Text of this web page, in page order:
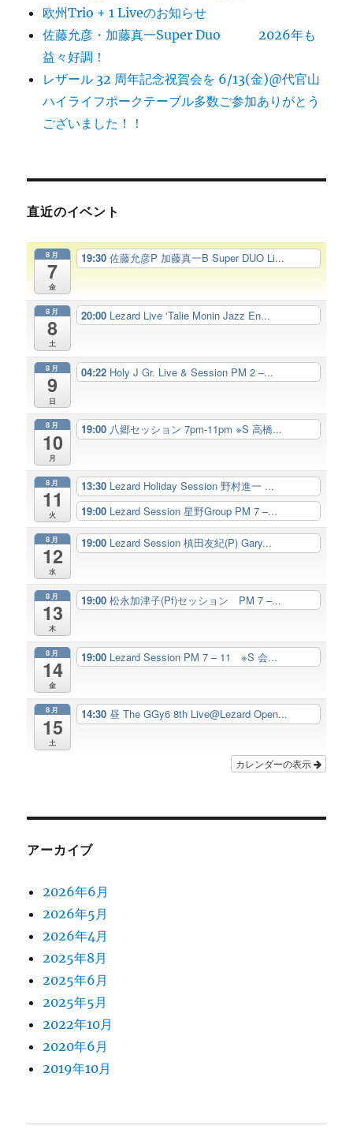
欧州Trio + 1 Liveのお知らせ
佐藤允彦・加藤真一Super Duo 2026年も
益々好調！
レザール 32 周年記念祝賀会を 6/13(金)@代官山
ハイライフポークテーブル多数ご参加ありがとう
ございました！！
直近のイベント
8月
7
金
19:30佐藤允彦P 加藤真一B Super DUO Li...
8月
8
土
20:00 Lezard Live ‘Talie Monin Jazz En...
8月
9
日
04:22 Holy J Gr. Live & Session PM 2 –...
8月
10
月
19:00 八郷セッション 7pm-11pm ※S 高橋...
8月
11
火
13:30 Lezard Holiday Session 野村進一 ...
19:00 Lezard Session 星野Group PM 7 –...
8月
12
水
19:00 Lezard Session 槙田友紀(P) Gary...
8月
13
木
19:00松永加津子(Pf)セッション PM 7 –...
8月
14
金
19:00 Lezard Session PM 7 – 11 ※S 会...
8月
15
土
14:30昼 The GGy6 8th Live@Lezard Open...
カレンダーの表示
アーカイブ
2026年6月
2026年5月
2026年4月
2025年8月
2025年6月
2025年5月
2022年10月
2020年6月
2019年10月